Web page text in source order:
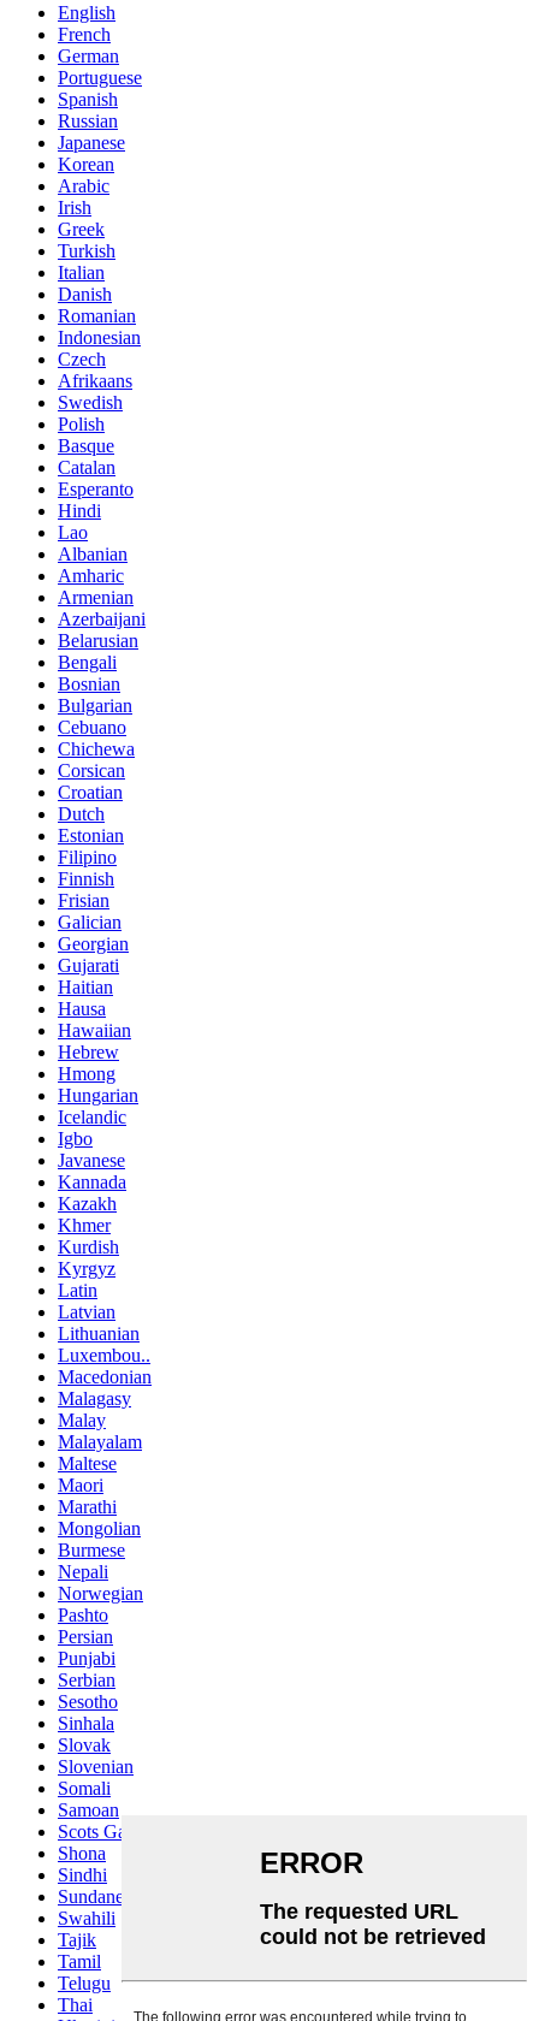
English
French
German
Portuguese
Spanish
Russian
Japanese
Korean
Arabic
Irish
Greek
Turkish
Italian
Danish
Romanian
Indonesian
Czech
Afrikaans
Swedish
Polish
Basque
Catalan
Esperanto
Hindi
Lao
Albanian
Amharic
Armenian
Azerbaijani
Belarusian
Bengali
Bosnian
Bulgarian
Cebuano
Chichewa
Corsican
Croatian
Dutch
Estonian
Filipino
Finnish
Frisian
Galician
Georgian
Gujarati
Haitian
Hausa
Hawaiian
Hebrew
Hmong
Hungarian
Icelandic
Igbo
Javanese
Kannada
Kazakh
Khmer
Kurdish
Kyrgyz
Latin
Latvian
Lithuanian
Luxembou..
Macedonian
Malagasy
Malay
Malayalam
Maltese
Maori
Marathi
Mongolian
Burmese
Nepali
Norwegian
Pashto
Persian
Punjabi
Serbian
Sesotho
Sinhala
Slovak
Slovenian
Somali
Samoan
Scots Gaelic
Shona
Sindhi
Sundanese
Swahili
Tajik
Tamil
Telugu
Thai